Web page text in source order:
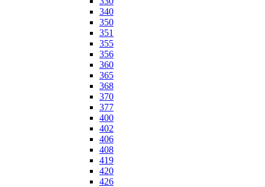
340
350
351
355
356
360
365
368
370
377
400
402
406
408
419
420
426